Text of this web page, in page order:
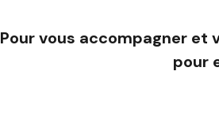
Pour vous accompagner et
pour